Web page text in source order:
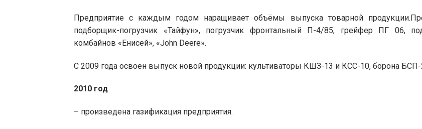
Предприятие с каждым годом наращивает объёмы выпуска товарной
подборщик-погрузчик «Тайфун», погрузчик фронтальный П-4/85, грейфер ПГ 06,
комбайнов «Енисей», «John Deere».
С 2009 года освоен выпуск новой продукции: культиваторы КШЗ-13 и КСС-10, борона БСП-
2010 год
– произведена газификация предприятия.